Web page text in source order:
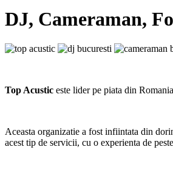
DJ, Cameraman,
Top Acustic este lider pe piata din
Aceasta organizatie a fost infiintata din
acest tip de servicii, cu o experienta de